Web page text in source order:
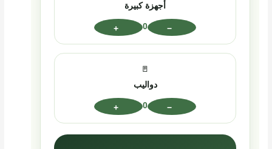
أجهزة كبيرة
−
0
+
🚪
دواليب
−
0
+